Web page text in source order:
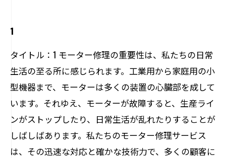
1
タイトル：1 モーター修理の重要性は、私たちの日常
生活の至る所に感じられます。工業用から家庭用の小
型機器まで、モーターは多くの装置の心臓部を成して
います。それゆえ、モーターが故障すると、生産ライ
ンがストップしたり、日常生活が乱れたりすることが
しばしばあります。私たちのモーター修理サービス
は、その迅速な対応と確かな技術力で、多くの顧客に